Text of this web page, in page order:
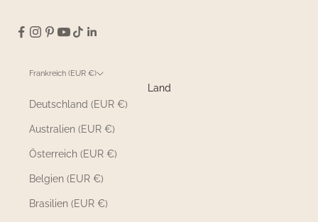
Frankreich (EUR €)
Land
Deutschland (EUR €)
Australien (EUR €)
Österreich (EUR €)
Belgien (EUR €)
Brasilien (EUR €)